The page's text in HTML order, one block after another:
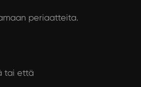
periaatteita.
tai että